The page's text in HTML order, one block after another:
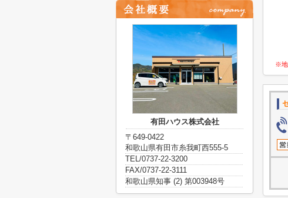
※地
有田ハウス株式会社
〒649-0422
和歌山県有田市糸我町西555-5
TEL/0737-22-3200
FAX/0737-22-3111
和歌山県知事 (2) 第003948号